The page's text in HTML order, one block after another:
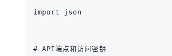
import json
# API端点和访问密钥